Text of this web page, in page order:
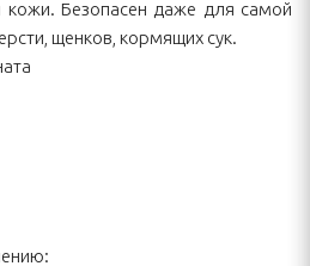
кожи. Безопасен даже для самой
щенков, кормящих сук.